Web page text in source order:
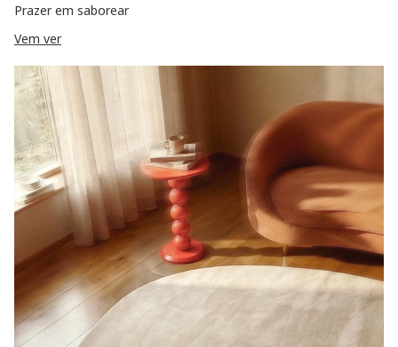
Prazer em saborear
Vem ver